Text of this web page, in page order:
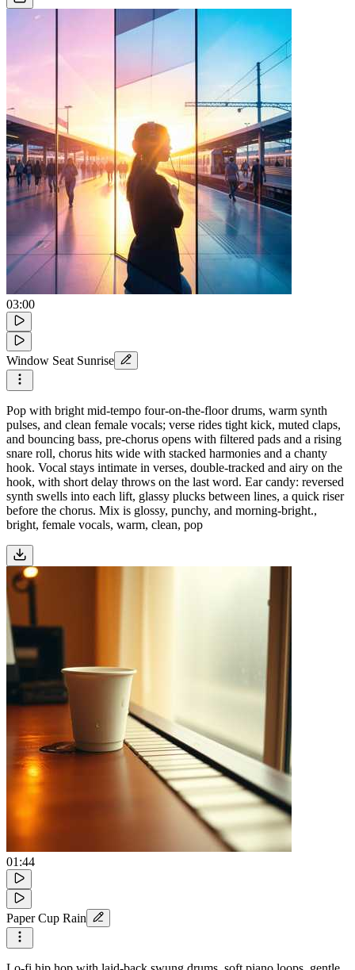
03:00
Window Seat Sunrise
Pop with bright mid-tempo four-on-the-floor drums, warm synth
pulses, and clean female vocals; verse rides tight kick, muted claps,
and bouncing bass, pre-chorus opens with filtered pads and a rising
snare roll, chorus hits wide with stacked harmonies and a chanty
hook. Vocal stays intimate in verses, double-tracked and airy on the
hook, with short delay throws on the last word. Ear candy: reversed
synth swells into each lift, glassy plucks between lines, a quick riser
before the chorus. Mix is glossy, punchy, and morning-bright.,
bright, female vocals, warm, clean, pop
01:44
Paper Cup Rain